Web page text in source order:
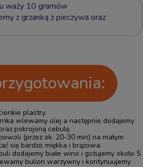
waży 10 gramów
z grzanką z pieczywa oraz
plastry.
wlewamy olej a następnie dodajemy
pokrojoną cebulę.
(przez ok. 20-30 min) na małym
się bardzo miękka i brązowa.
dodajemy białe wino i gotujemy około 5
bulion warzywny i kontynuujemy